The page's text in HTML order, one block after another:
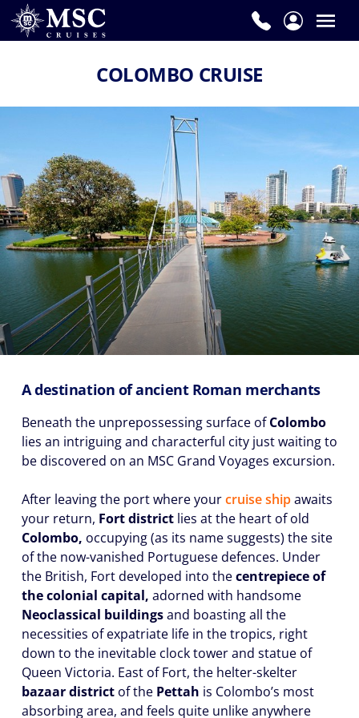
COLOMBO CRUISE
A destination of ancient Roman merchants
Beneath the unprepossessing surface ofColombo
lies an intriguing and characterful city just waiting to
be discovered on an MSC Grand Voyages excursion.
After leaving the port where yourcruise shipawaits
your return, Fort district lies at the heart of old
Colombo, occupying (as its name suggests) the site
of the now-vanished Portuguese defences. Under
the British, Fort developed into thecentrepiece of
the colonial capital, adorned with handsome
Neoclassical buildingsand boasting all the
necessities of expatriate life in the tropics, right
down to the inevitable clock tower and statue of
Queen Victoria. East of Fort, the helter-skelter
bazaar district of the Pettah is Colombo’s most
absorbing area, and feels quite unlike anywhere